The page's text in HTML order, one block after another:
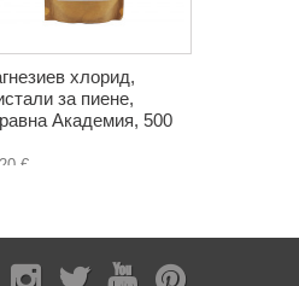
хлорид,
за пиене,
Академия, 500
€